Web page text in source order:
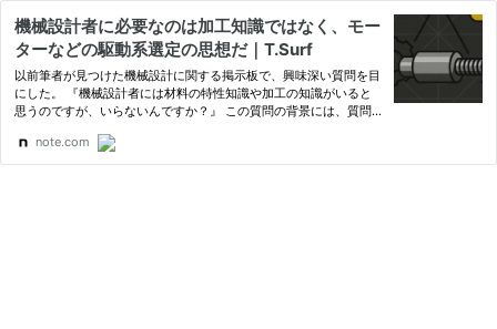
機械設計者に必要なのは加工知識ではなく、モー
ターなどの駆動系選定の思想だ｜T.Surf
以前筆者が見つけた機械設計に関する掲示板で、興味深い質問を目
にした。 『機械設計者には材料の特性知識や加工の知識がいると
思うのですが、いらないんですか？』 この質問の背景には、質問
質では加工できない」といったクレームが頻発しているという…
note.com